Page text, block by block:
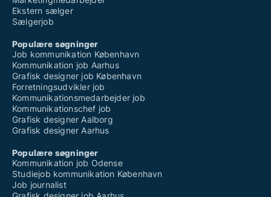
Ekstern sælger
Sælgerjob
Populære søgninger
Job kommunikation København
Kommunikation job Aarhus
Grafisk designer job København
Forretningsudvikler job
Kommunikationsmedarbejder job
Kommunikationschef job
Grafisk designer Aalborg
Grafisk designer Aarhus
Populære søgninger
Kommunikation job Odense
Studiejob kommunikation København
Job journalist